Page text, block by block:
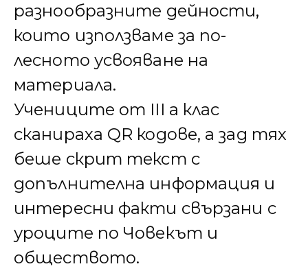
разнообразните дейности,
които използваме за по-
лесното усвояване на
материала.
Учениците от III а клас
сканираха QR кодове, а зад тях
беше скрит текст с
допълнителна информация и
интересни факти свързани с
уроците по Човекът и
обществото.